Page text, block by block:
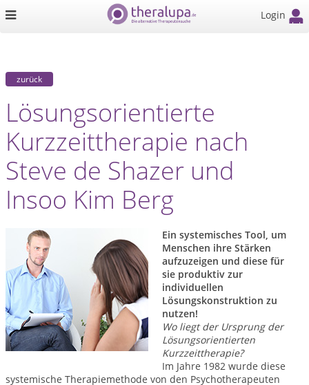
Login
zurück
Lösungsorientierte
Kurzzeittherapie nach
Steve de Shazer und
Insoo Kim Berg
Ein systemisches Tool, um
Menschen ihre Stärken
aufzuzeigen und diese für
sie produktiv zur
individuellen
Lösungskonstruktion zu
nutzen!
Wo liegt der Ursprung der
Lösungsorientierten
Kurzzeittherapie?
Im Jahre 1982 wurde diese
systemische Therapiemethode von den Psychotherapeuten